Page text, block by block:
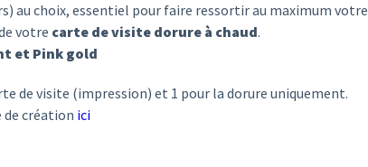
au choix, essentiel pour faire ressortir au maximum votre
votre carte de visite dorure à chaud.
et Pink gold
de visite (impression) et 1 pour la dorure uniquement.
de création ici